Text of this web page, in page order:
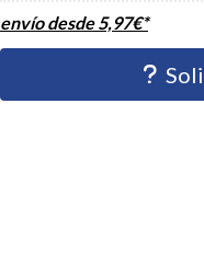
envío desde 5,97€*